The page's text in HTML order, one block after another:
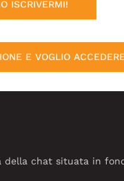
ISCRIVERMI!
E VOGLIO
della chat situata in